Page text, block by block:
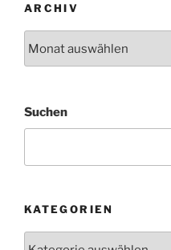
ARCHIV
Suchen
KATEGORIEN